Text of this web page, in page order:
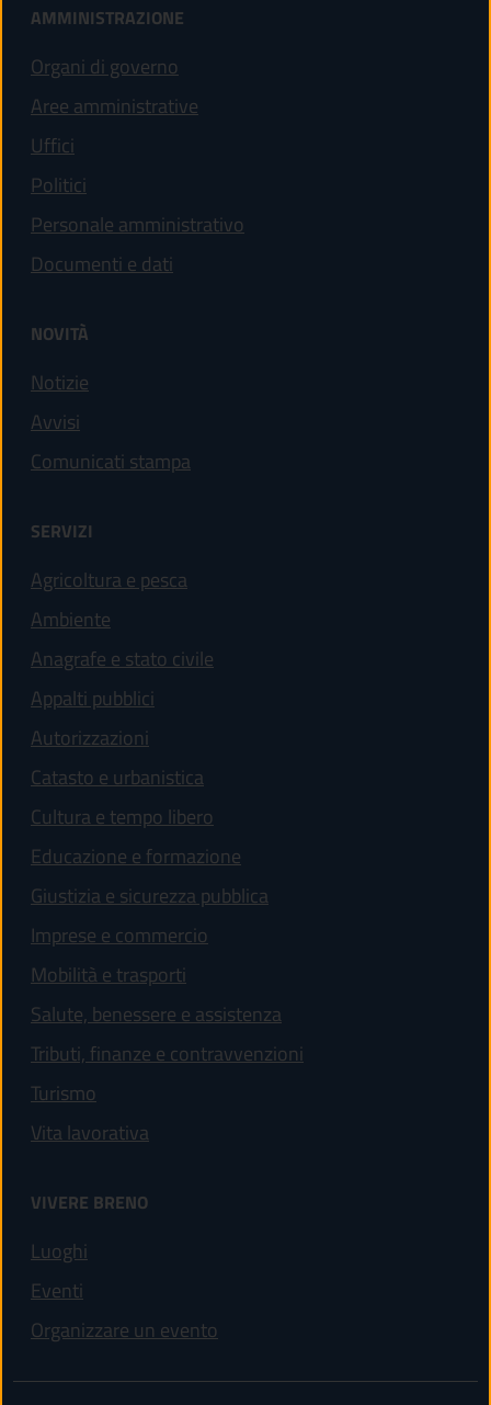
AMMINISTRAZIONE
Organi di governo
Aree amministrative
Uffici
Politici
Personale amministrativo
Documenti e dati
NOVITÀ
Notizie
Avvisi
Comunicati stampa
SERVIZI
Agricoltura e pesca
Ambiente
Anagrafe e stato civile
Appalti pubblici
Autorizzazioni
Catasto e urbanistica
Cultura e tempo libero
Educazione e formazione
Giustizia e sicurezza pubblica
Imprese e commercio
Mobilità e trasporti
Salute, benessere e assistenza
Tributi, finanze e contravvenzioni
Turismo
Vita lavorativa
VIVERE BRENO
Luoghi
Eventi
Organizzare un evento